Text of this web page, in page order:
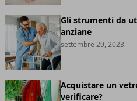
Gli strumenti da
anziane
settembre 29, 2023
Acquistare un
verificare?